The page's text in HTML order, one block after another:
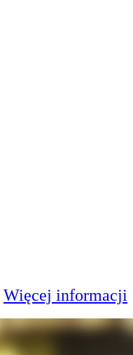
Więcej informacji